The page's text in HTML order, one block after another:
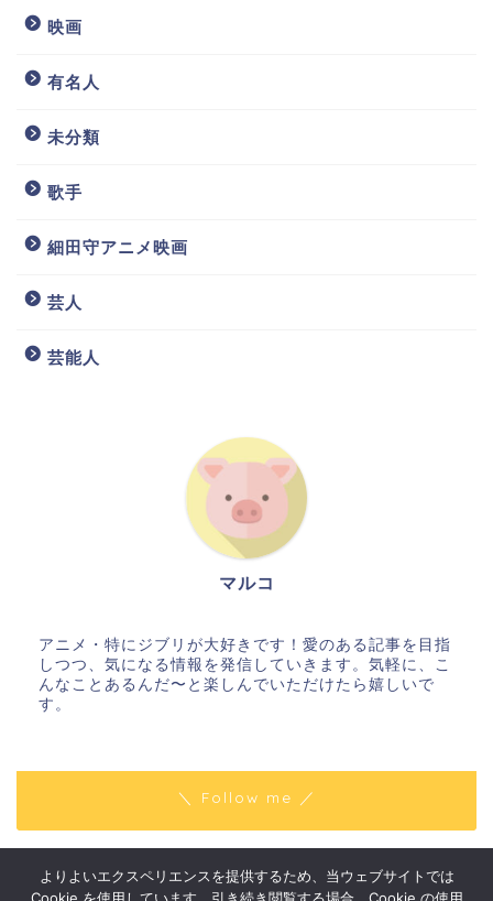
映画
有名人
未分類
歌手
細田守アニメ映画
芸人
芸能人
マルコ
アニメ・特にジブリが大好きです！愛のある記事を目指
しつつ、気になる情報を発信していきます。気軽に、こ
んなことあるんだ〜と楽しんでいただけたら嬉しいで
す。
＼ Follow me ／
プライバシーポリシー 免責事項
よりよいエクスペリエンスを提供するため、当ウェブサイトでは